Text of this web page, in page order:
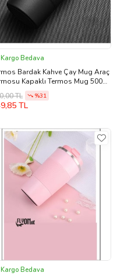
Kargo Bedava
Bardak Kahve Çay Mug Araç
Kapaklı Termos Mug 500ml
Çelik (Siyah)
TL %31
TL
Kargo Bedava